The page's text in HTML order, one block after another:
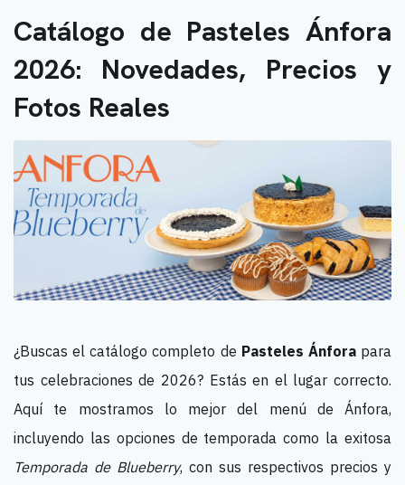
Catálogo de Pasteles Ánfora
2026: Novedades, Precios y
Fotos Reales
¿Buscas el catálogo completo de Pasteles Ánforapara
tus celebraciones de 2026? Estás en el lugar correcto.
Aquí te mostramos lo mejor del menú de Ánfora,
incluyendo las opciones de temporada como la exitosa
Temporada de Blueberry, con sus respectivos precios y